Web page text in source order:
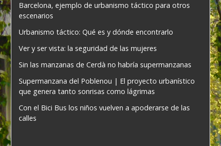
Barcelona, ejemplo de urbanismo táctico para otros
escenarios
Urbanismo táctico: Qué es y dónde encontrarlo
Ver y ser vista: la seguridad de las mujeres
Sin las manzanas de Cerdà no habría supermanzanas
Supermanzana del Poblenou | El proyecto urbanístico
que genera tanto sonrisas como lágrimas
Con el Bici Bus los niños vuelven a apoderarse de las
calles